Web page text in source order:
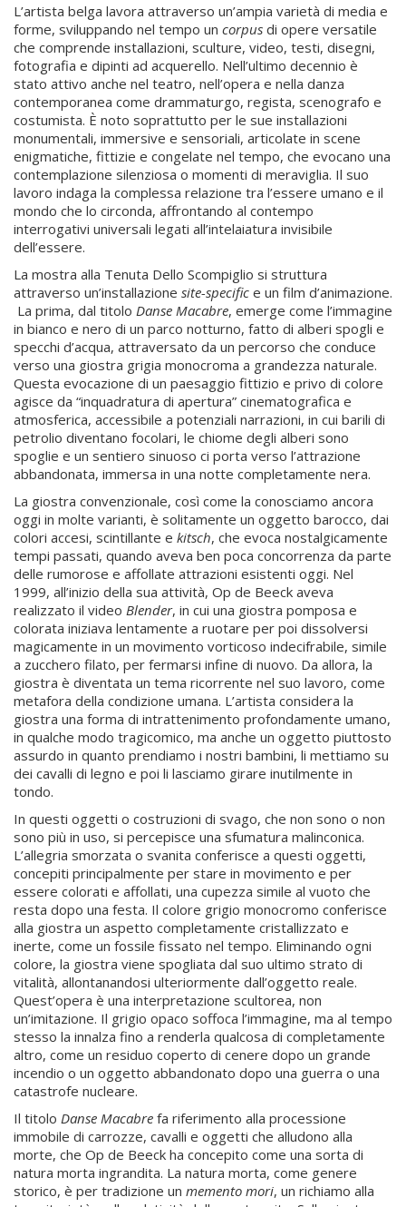
L’artista belga lavora attraverso un’ampia varietà di media e
forme, sviluppando nel tempo un corpus di opere versatile
che comprende installazioni, sculture, video, testi, disegni,
fotografia e dipinti ad acquerello. Nell’ultimo decennio è
stato attivo anche nel teatro, nell’opera e nella danza
contemporanea come drammaturgo, regista, scenografo e
costumista. È noto soprattutto per le sue installazioni
monumentali, immersive e sensoriali, articolate in scene
enigmatiche, fittizie e congelate nel tempo, che evocano una
contemplazione silenziosa o momenti di meraviglia. Il suo
lavoro indaga la complessa relazione tra l’essere umano e il
mondo che lo circonda, affrontando al contempo
interrogativi universali legati all’intelaiatura invisibile
dell’essere.
La mostra alla Tenuta Dello Scompiglio si struttura
attraverso un’installazione site-specific e un film d’animazione.
La prima, dal titolo Danse Macabre, emerge come l’immagine
in bianco e nero di un parco notturno, fatto di alberi spogli e
specchi d’acqua, attraversato da un percorso che conduce
verso una giostra grigia monocroma a grandezza naturale.
Questa evocazione di un paesaggio fittizio e privo di colore
agisce da “inquadratura di apertura” cinematografica e
atmosferica, accessibile a potenziali narrazioni, in cui barili di
petrolio diventano focolari, le chiome degli alberi sono
spoglie e un sentiero sinuoso ci porta verso l’attrazione
abbandonata, immersa in una notte completamente nera.
La giostra convenzionale, così come la conosciamo ancora
oggi in molte varianti, è solitamente un oggetto barocco, dai
colori accesi, scintillante e kitsch, che evoca nostalgicamente
tempi passati, quando aveva ben poca concorrenza da parte
delle rumorose e affollate attrazioni esistenti oggi. Nel
1999, all’inizio della sua attività, Op de Beeck aveva
realizzato il video Blender, in cui una giostra pomposa e
colorata iniziava lentamente a ruotare per poi dissolversi
magicamente in un movimento vorticoso indecifrabile, simile
a zucchero filato, per fermarsi infine di nuovo. Da allora, la
giostra è diventata un tema ricorrente nel suo lavoro, come
metafora della condizione umana. L’artista considera la
giostra una forma di intrattenimento profondamente umano,
in qualche modo tragicomico, ma anche un oggetto piuttosto
assurdo in quanto prendiamo i nostri bambini, li mettiamo su
dei cavalli di legno e poi li lasciamo girare inutilmente in
tondo.
In questi oggetti o costruzioni di svago, che non sono o non
sono più in uso, si percepisce una sfumatura malinconica.
L’allegria smorzata o svanita conferisce a questi oggetti,
concepiti principalmente per stare in movimento e per
essere colorati e affollati, una cupezza simile al vuoto che
resta dopo una festa. Il colore grigio monocromo conferisce
alla giostra un aspetto completamente cristallizzato e
inerte, come un fossile fissato nel tempo. Eliminando ogni
colore, la giostra viene spogliata dal suo ultimo strato di
vitalità, allontanandosi ulteriormente dall’oggetto reale.
Quest’opera è una interpretazione scultorea, non
un’imitazione. Il grigio opaco soffoca l’immagine, ma al tempo
stesso la innalza fino a renderla qualcosa di completamente
altro, come un residuo coperto di cenere dopo un grande
incendio o un oggetto abbandonato dopo una guerra o una
catastrofe nucleare.
Il titolo Danse Macabre fa riferimento alla processione
immobile di carrozze, cavalli e oggetti che alludono alla
morte, che Op de Beeck ha concepito come una sorta di
natura morta ingrandita. La natura morta, come genere
storico, è per tradizione un memento mori, un richiamo alla